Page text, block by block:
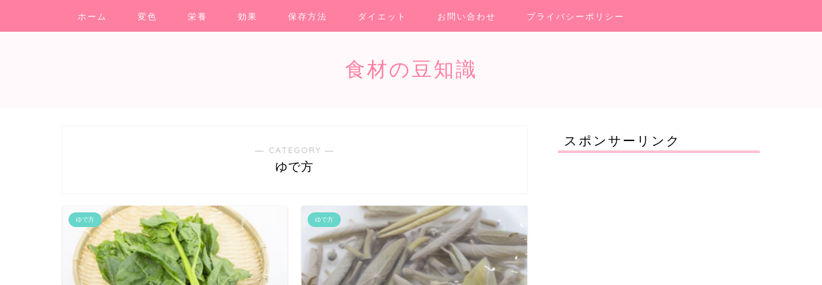
ホーム 変色 栄養 効果 保存方法 ダイエット お問い合わせ プライバシーポリシー
食材の豆知識
― CATEGORY ―
ゆで方
ゆで方 ゆで方
スポンサーリンク